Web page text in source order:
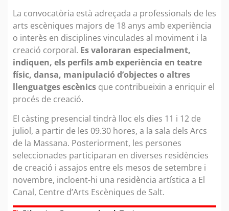
La convocatòria està adreçada a professionals de les
arts escèniques majors de 18 anys amb experiència
o interès en disciplines vinculades al moviment i la
creació corporal. Es valoraran especialment,
indiquen, els perfils amb experiència en teatre
físic, dansa, manipulació d’objectes o altres
llenguatges escènics que contribueixin a enriquir el
procés de creació.
El càsting presencial tindrà lloc els dies 11 i 12 de
juliol, a partir de les 09.30 hores, a la sala dels Arcs
de la Massana. Posteriorment, les persones
seleccionades participaran en diverses residències
de creació i assajos entre els mesos de setembre i
novembre, incloent-hi una residència artística a El
Canal, Centre d’Arts Escèniques de Salt.